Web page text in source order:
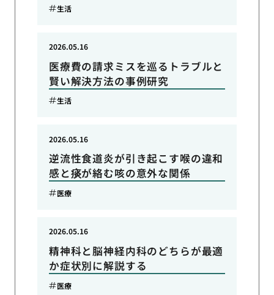
生活
医療費の請求ミスを巡るトラブルと
賢い解決方法の事例研究
2026.05.16
生活
逆流性食道炎が引き起こす喉の違和
感と痰が絡む咳の意外な関係
2026.05.16
医療
精神科と脳神経内科のどちらが最適
か症状別に解説する
2026.05.16
医療